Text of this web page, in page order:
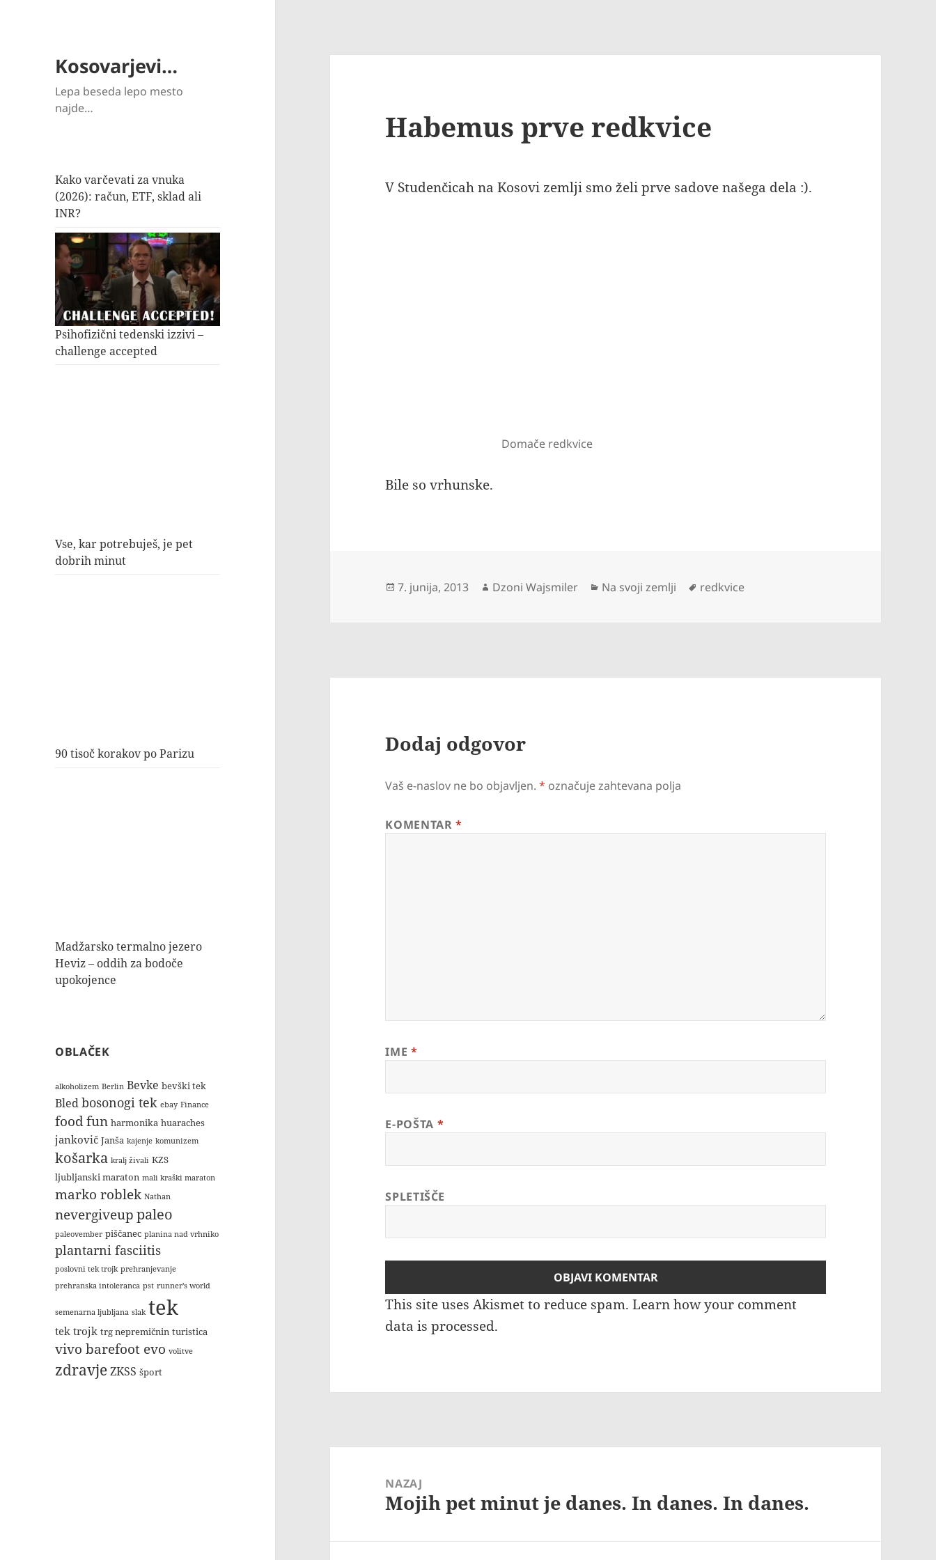
Kosovarjevi…
Lepa beseda lepo mesto
najde…
Kako varčevati za vnuka
(2026): račun, ETF, sklad ali
INR?
Psihofizični tedenski izzivi –
challenge accepted
Vse, kar potrebuješ, je pet
dobrih minut
90 tisoč korakov po Parizu
Madžarsko termalno jezero
Heviz – oddih za bodoče
upokojence
OBLAČEK
alkoholizem Berlin Bevke bevški tek
Bledbosonogi tek ebay Finance
foodfun harmonika huaraches
jankovič Janša kajenje komunizem
košarka kralj živali KZS
ljubljanski maraton mali kraški maraton
marko roblek Nathan
nevergiveup paleo
paleovember piščanec planina nad vrhniko
plantarni fasciitis
poslovni tek trojk prehranjevanje
prehranska intoleranca pst runner's world
semenarna ljubljana slak tek
tek trojk trg nepremičnin turistica
vivo barefoot evo volitve
zdravjeZKSS šport
Habemus prve redkvice
V Studenčicah na Kosovi zemlji smo želi prve sadove našega dela :).
Domače redkvice
Bile so vrhunske.
Objavljeno
7. junija, 2013 Avtor
Dzoni Wajsmiler Kategorije
Na svoji zemlji Oznake
redkvice
Dodaj odgovor
Vaš e-naslov ne bo objavljen. * označuje zahtevana polja
KOMENTAR*
IME *
E-POŠTA *
SPLETIŠČE
This site uses Akismet to reduce spam.Learn how your comment
data is processed.
prispevkaNAZAJ
Prejšnji
Mojih pet minut je danes. In danes. In danes.